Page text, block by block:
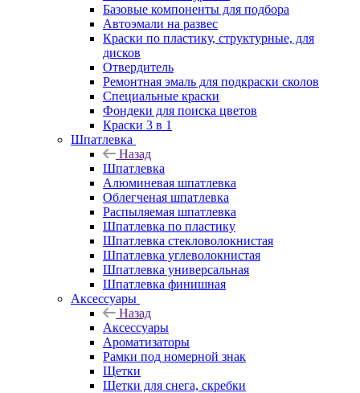
Базовые компоненты для подбора
Автоэмали на развес
Краски по пластику, структурные, для
дисков
Отвердитель
Ремонтная эмаль для подкраски сколов
Специальные краски
Фондеки для поиска цветов
Краски 3 в 1
Шпатлевка
Назад
Шпатлевка
Алюминевая шпатлевка
Облегченая шпатлевка
Распыляемая шпатлевка
Шпатлевка по пластику
Шпатлевка стекловолокнистая
Шпатлевка углеволокнистая
Шпатлевка универсальная
Шпатлевка финишная
Аксессуары
Назад
Аксессуары
Ароматизаторы
Рамки под номерной знак
Щетки
Щетки для снега, скребки